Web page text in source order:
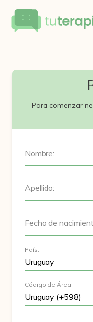
Para comenzar
Nombre:
Apellido:
Fecha de
País:
Código de Área: